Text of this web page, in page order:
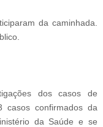
da caminhada.
dos casos de
casos confirmados da
da Saúde e se